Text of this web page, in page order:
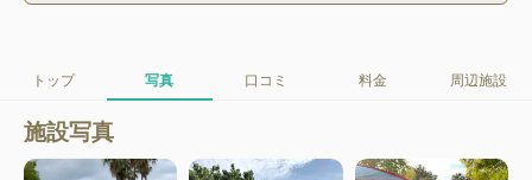
トップ 写真 口コミ 料金 周辺施設
施設写真